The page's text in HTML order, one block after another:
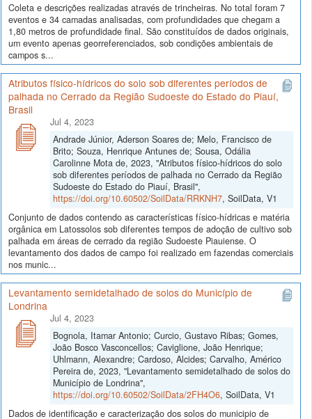
Coleta e descrições realizadas através de trincheiras. No total foram 7
eventos e 34 camadas analisadas, com profundidades que chegam a
1,80 metros de profundidade final. São constituídos de dados originais,
um evento apenas georreferenciados, sob condições ambientais de
campos s...
Atributos físico-hídricos do solo sob diferentes períodos de
palhada no Cerrado da Região Sudoeste do Estado do Piauí,
Brasil
Jul 4, 2023
Andrade Júnior, Aderson Soares de; Melo, Francisco de
Brito; Souza, Henrique Antunes de; Sousa, Odália
Carolinne Mota de, 2023, "Atributos físico-hídricos do solo
sob diferentes períodos de palhada no Cerrado da Região
Sudoeste do Estado do Piauí, Brasil",
https://doi.org/10.60502/SoilData/RRKNH7, SoilData, V1
Conjunto de dados contendo as características físico-hídricas e matéria
orgânica em Latossolos sob diferentes tempos de adoção de cultivo sob
palhada em áreas de cerrado da região Sudoeste Piauiense. O
levantamento dos dados de campo foi realizado em fazendas comerciais
nos munic...
Levantamento semidetalhado de solos do Município de
Londrina
Jul 4, 2023
Bognola, Itamar Antonio; Curcio, Gustavo Ribas; Gomes,
João Bosco Vasconcellos; Caviglione, João Henrique;
Uhlmann, Alexandre; Cardoso, Alcides; Carvalho, Américo
Pereira de, 2023, "Levantamento semidetalhado de solos do
Município de Londrina",
https://doi.org/10.60502/SoilData/2FH4O6, SoilData, V1
Dados de identificação e caracterização dos solos do municipio de